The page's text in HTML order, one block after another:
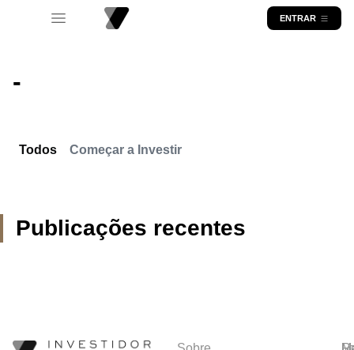
ENTRAR
-
Começar a Investir
Todos
Publicações recentes